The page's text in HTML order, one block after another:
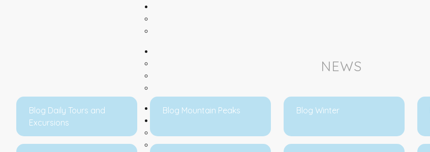
NEWS
Blog Daily Tours and
Excursions
Blog Mountain Peaks Blog Winter